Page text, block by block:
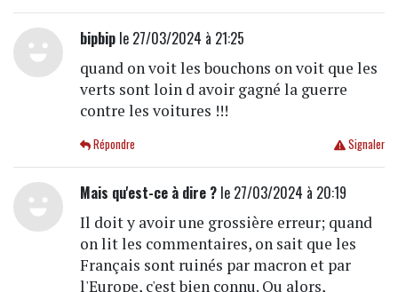
bipbiple 27/03/2024 à 21:25
quand on voit les bouchons on voit que les
verts sont loin d avoir gagné la guerre
contre les voitures !!!
Signaler
Répondre
Mais qu'est-ce à dire ?le 27/03/2024 à 20:19
Il doit y avoir une grossière erreur; quand
on lit les commentaires, on sait que les
Français sont ruinés par macron et par
l'Europe, c'est bien connu. Ou alors,